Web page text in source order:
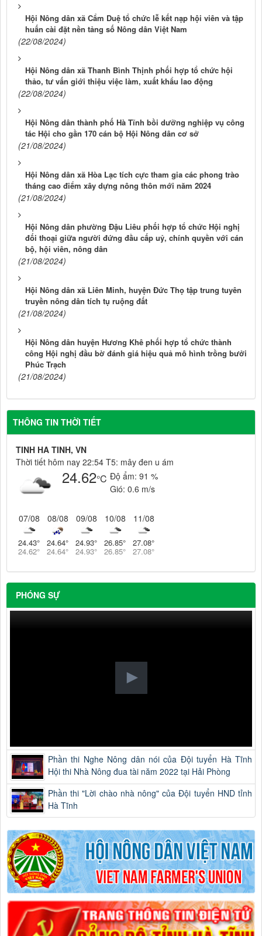
Hội Nông dân xã Cẩm Duệ tổ chức lễ kết nạp hội viên và tập
huấn cài đặt nền tảng số Nông dân Việt Nam
(22/08/2024)
Hội Nông dân xã Thanh Bình Thịnh phối hợp tổ chức hội
thảo, tư vấn giới thiệu việc làm, xuất khẩu lao động
(22/08/2024)
Hội Nông dân thành phố Hà Tĩnh bồi dưỡng nghiệp vụ công
tác Hội cho gần 170 cán bộ Hội Nông dân cơ sở
(21/08/2024)
Hội Nông dân xã Hòa Lạc tích cực tham gia các phong trào
tháng cao điểm xây dựng nông thôn mới năm 2024
(21/08/2024)
Hội Nông dân phường Đậu Liêu phối hợp tổ chức Hội nghị
đối thoại giữa người đứng đầu cấp uỷ, chính quyền với cán
bộ, hội viên, nông dân
(21/08/2024)
Hội Nông dân xã Liên Minh, huyện Đức Thọ tập trung tuyên
truyền nông dân tích tụ ruộng đất
(21/08/2024)
Hội Nông dân huyện Hương Khê phối hợp tổ chức thành
công Hội nghị đầu bờ đánh giá hiệu quả mô hình trồng bưởi
Phúc Trạch
(21/08/2024)
THÔNG TIN THỜI TIẾT
TINH HA TINH, VN
Thời tiết hôm nay 22:54 T5: mây đen u ám
24.62°C Độ ẩm: 91 %
Gió: 0.6 m/s
07/08
24.43°
24.62°
08/08
24.64°
24.64°
09/08
24.93°
24.93°
10/08
26.85°
26.85°
11/08
27.08°
27.08°
PHÓNG SỰ
Phần thi Nghe Nông dân nói của Đội tuyển Hà Tĩnh
Hội thi Nhà Nông đua tài năm 2022 tại Hải Phòng
Phần thi "Lời chào nhà nông" của Đội tuyển HND tỉnh
Hà Tĩnh